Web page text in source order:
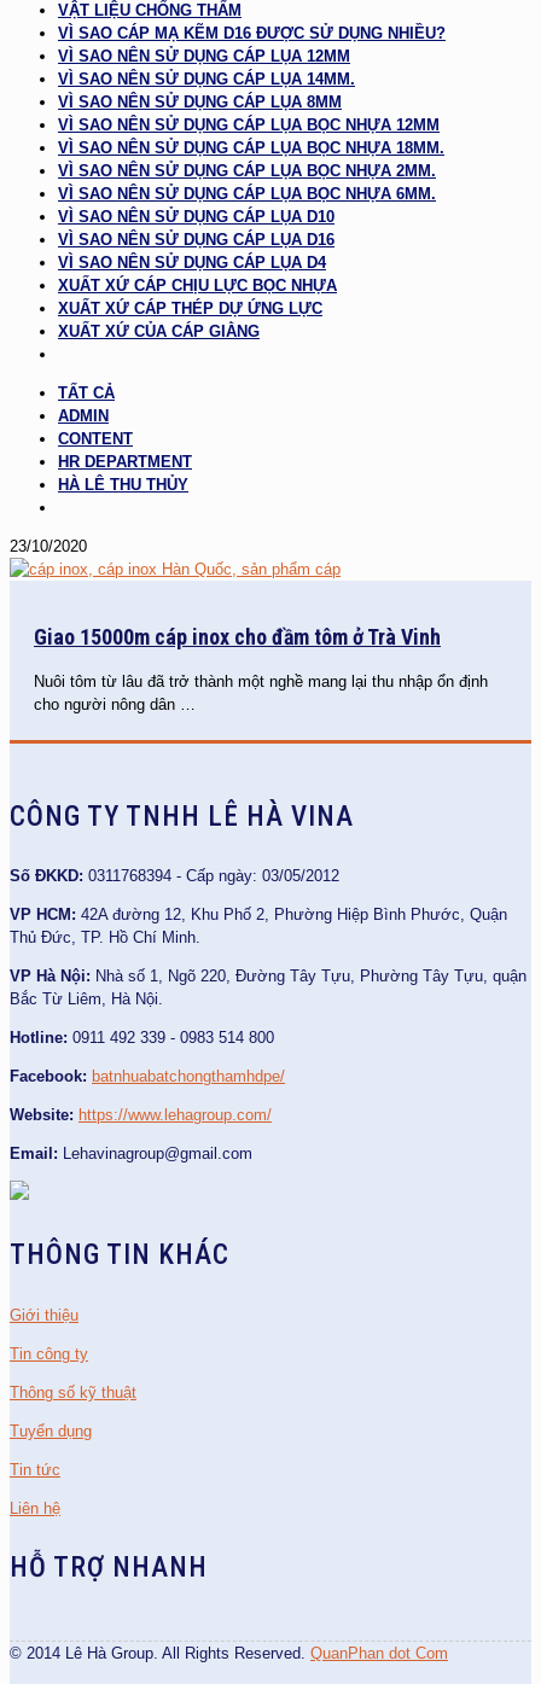
VẬT LIỆU CHỐNG THẤM
VÌ SAO CÁP MẠ KẼM D16 ĐƯỢC SỬ DỤNG NHIỀU?
VÌ SAO NÊN SỬ DỤNG CÁP LỤA 12MM
VÌ SAO NÊN SỬ DỤNG CÁP LỤA 14MM.
VÌ SAO NÊN SỬ DỤNG CÁP LỤA 8MM
VÌ SAO NÊN SỬ DỤNG CÁP LỤA BỌC NHỰA 12MM
VÌ SAO NÊN SỬ DỤNG CÁP LỤA BỌC NHỰA 18MM.
VÌ SAO NÊN SỬ DỤNG CÁP LỤA BỌC NHỰA 2MM.
VÌ SAO NÊN SỬ DỤNG CÁP LỤA BỌC NHỰA 6MM.
VÌ SAO NÊN SỬ DỤNG CÁP LỤA D10
VÌ SAO NÊN SỬ DỤNG CÁP LỤA D16
VÌ SAO NÊN SỬ DỤNG CÁP LỤA D4
XUẤT XỨ CÁP CHỊU LỰC BỌC NHỰA
XUẤT XỨ CÁP THÉP DỰ ỨNG LỰC
XUẤT XỨ CỦA CÁP GIẰNG
TẤT CẢ
ADMIN
CONTENT
HR DEPARTMENT
HÀ LÊ THU THỦY
23/10/2020
Giao 15000m cáp inox cho đầm tôm ở Trà Vinh
Nuôi tôm từ lâu đã trở thành một nghề mang lại thu nhập ổn định
cho người nông dân …
CÔNG TY TNHH LÊ HÀ VINA
Số ĐKKD: 0311768394 - Cấp ngày: 03/05/2012
VP HCM: 42A đường 12, Khu Phố 2, Phường Hiệp Bình Phước, Quận
Thủ Đức, TP. Hồ Chí Minh.
VP Hà Nội: Nhà số 1, Ngõ 220, Đường Tây Tựu, Phường Tây Tựu, quận
Bắc Từ Liêm, Hà Nội.
Hotline: 0911 492 339 - 0983 514 800
Facebook: batnhuabatchongthamhdpe/
Website: https://www.lehagroup.com/
Email: Lehavinagroup@gmail.com
THÔNG TIN KHÁC
Giới thiệu
Tin công ty
Thông số kỹ thuật
Tuyển dụng
Tin tức
Liên hệ
HỖ TRỢ NHANH
© 2014 Lê Hà Group. All Rights Reserved. QuanPhan dot Com